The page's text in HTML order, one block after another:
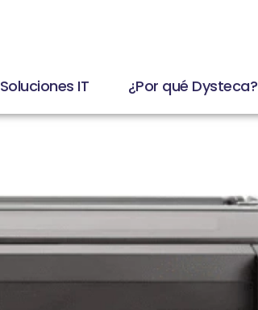
Soluciones IT ¿Por qué Dysteca?